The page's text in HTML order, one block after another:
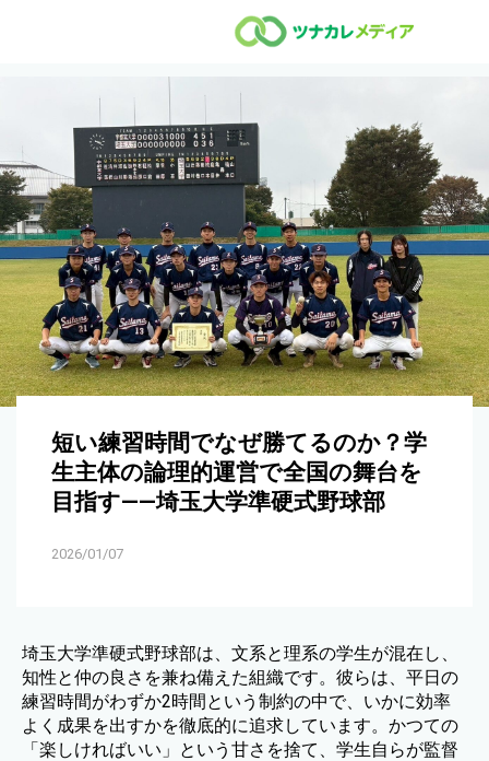
短い練習時間でなぜ勝てるのか？学
生主体の論理的運営で全国の舞台を
目指す——埼玉大学準硬式野球部
2026/01/07
埼玉大学準硬式野球部は、文系と理系の学生が混在し、
知性と仲の良さを兼ね備えた組織です。彼らは、平日の
練習時間がわずか2時間という制約の中で、いかに効率
よく成果を出すかを徹底的に追求しています。かつての
「楽しければいい」という甘さを捨て、学生自らが監督